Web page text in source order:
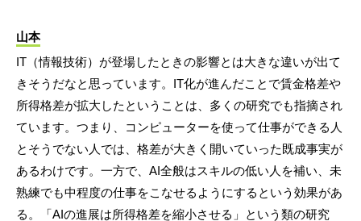
山本
IT（情報技術）が登場したときの影響とは大きな違いが出て
きそうだなと思っています。IT化が進んだことで賃金格差や
所得格差が拡大したということは、多くの研究でも指摘され
ています。つまり、コンピューターを使って仕事ができる人
とそうでない人では、格差が大きく開いていった既成事実が
あるわけです。一方で、AI全般はスキルの低い人を補い、未
熟練でも中程度の仕事をこなせるようにするという効果があ
る。「AIの進展は所得格差を縮小させる」という類の研究